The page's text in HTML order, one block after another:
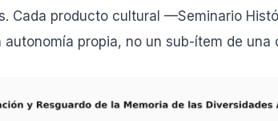
Cada producto cultural —Seminario
propia, no un sub-ítem de una